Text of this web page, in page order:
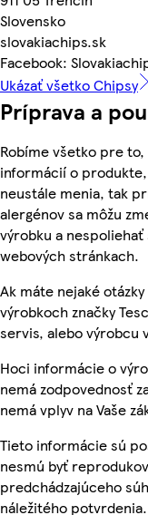
Slovensko
slovakiachips.sk
Facebook:
Ukázať všetko Chipsy
Príprava a
Robíme všetko pre
informácií o
neustále menia, tak
alergénov sa môžu
výrobku a
webových stránkach.
Ak máte nejaké
výrobkoch značky
servis, alebo výrobcu
Hoci informácie o
nemá zodpovednosť
nemá vplyv na Vaše
Tieto informácie sú
nesmú byť
predchádzajúceho
náležitého potvrdenia.